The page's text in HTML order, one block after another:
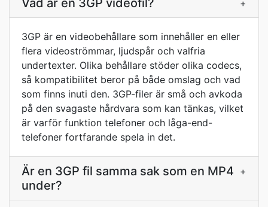
Vad är en 3GP videofil? +
3GP är en videobehållare som innehåller en eller
flera videoströmmar, ljudspår och valfria
undertexter. Olika behållare stöder olika codecs,
så kompatibilitet beror på både omslag och vad
som finns inuti den. 3GP-filer är små och avkoda
på den svagaste hårdvara som kan tänkas, vilket
är varför funktion telefoner och låga-end-
telefoner fortfarande spela in det.
Är en 3GP fil samma sak som en MP4
under?
+